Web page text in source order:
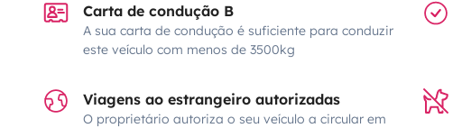
Carta de condução B
A sua carta de condução é suficiente para conduzir
este veículo com menos de 3500kg
Viagens ao estrangeiro autorizadas
O proprietário autoriza o seu veículo a circular em